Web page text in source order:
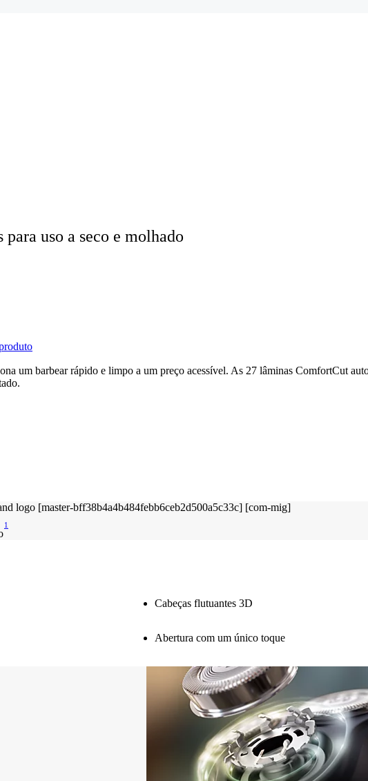
uso a seco e molhado
um barbear rápido e limpo a um preço acessível. As 27 lâminas ComfortCut
1
Cabeças flutuantes 3D
Abertura com um único toque